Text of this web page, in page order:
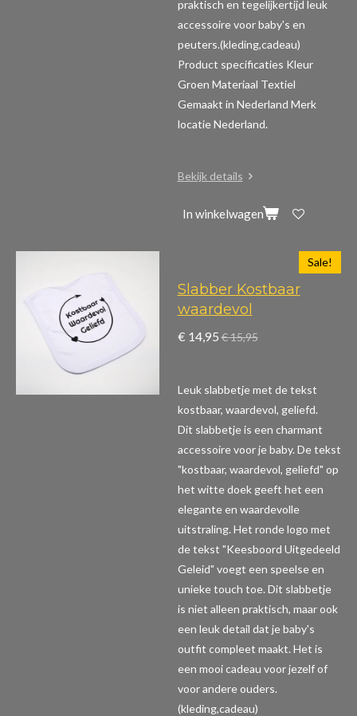
praktisch en tegelijkertijd leuk
accessoire voor baby's en
peuters.(kleding,cadeau)
Product specificaties Kleur
Groen Materiaal Textiel
Gemaakt in Nederland Merk
locatie Nederland.
Bekijk details
In winkelwagen
Sale!
Slabber Kostbaar
waardevol
€ 14,95 € 15,95
Leuk slabbetje met de tekst
kostbaar, waardevol, geliefd.
Dit slabbetje is een charmant
accessoire voor je baby. De tekst
"kostbaar, waardevol, geliefd" op
het witte doek geeft het een
elegante en waardevolle
uitstraling. Het ronde logo met
de tekst "Keesboord Uitgedeeld
Geleid" voegt een speelse en
unieke touch toe. Dit slabbetje
is niet alleen praktisch, maar ook
een leuk detail dat je baby's
outfit compleet maakt. Het is
een mooi cadeau voor jezelf of
voor andere ouders.
(kleding,cadeau)